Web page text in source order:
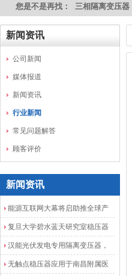
您是不是再找： 三相隔离变压器
新闻资讯
公司新闻
媒体报道
新闻资讯
行业新闻
常见问题解答
顾客评价
新闻资讯
能源互联网大幕将启助推全球产
业发展加速度
复旦大学碧水蓝天研究室稳压器
安装调试成功
汉能光伏发电专用隔离变压器，
光伏发电隔离配电柜
无触点稳压器应用于南昌附属医